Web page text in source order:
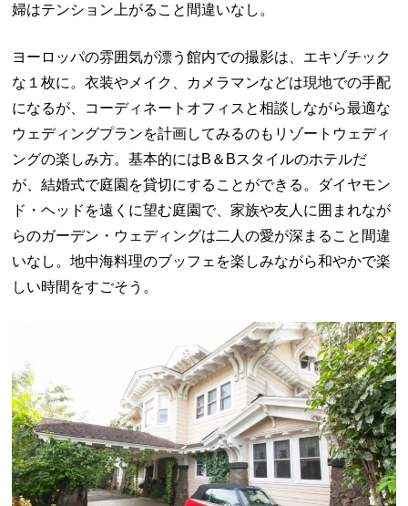
婦はテンション上がること間違いなし。
ヨーロッパの雰囲気が漂う館内での撮影は、エキゾチック
な１枚に。衣装やメイク、カメラマンなどは現地での手配
になるが、コーディネートオフィスと相談しながら最適な
ウェディングプランを計画してみるのもリゾートウェディ
ングの楽しみ方。基本的にはB ＆ Bスタイルのホテルだ
が、結婚式で庭園を貸切にすることができる。ダイヤモン
ド・ヘッドを遠くに望む庭園で、家族や友人に囲まれなが
らのガーデン・ウェディングは二人の愛が深まること間違
いなし。地中海料理のブッフェを楽しみながら和やかで楽
しい時間をすごそう。